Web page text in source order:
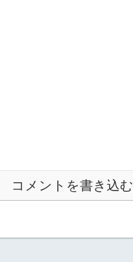
コメントを書き込む